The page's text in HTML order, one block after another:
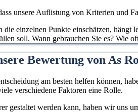
unsere Auflistung von Kriterien und
einzelnen Punkte einschätzen,
soll. Wann gebrauchen Sie es? Wie
Bewertung von As
am besten helfen können,
verschiedene Faktoren eine Rolle.
gestaltet werden kann, haben wir uns